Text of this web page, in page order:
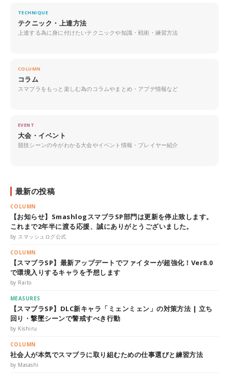
TECHNIQUE
テクニック・上達方法
上達する為に身に付けたいテクニックや知識・戦術・練習方法
COLUMN
コラム
スマブラをもっと楽しむ為のコラムやまとめ・アプデ情報など
EVENT
大会・イベント
競技シーンの今がわかる大会やイベント情報・プレイヤー紹介
最新の投稿
COLUMN
【お知らせ】SmashlogスマブラSP部門は更新を停止致します。
これまで2年半に渡る応援、誠にありがとうございました。
by スマッシュログ公式
COLUMN
【スマブラSP】最新アップデートでファイターが超強化！Ver8.0
で環境入りするキャラを予想します
by Raito
MEASURES
【スマブラSP】DLC新キャラ「ミェンミェン」の対策方法 | 立ち
回り・撃墜シーンで警戒すべき行動
by Kishiru
COLUMN
社会人が本気でスマブラに取り組むための仕事選びと練習方法
by Masashi